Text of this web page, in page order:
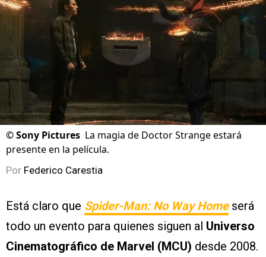
©Sony Pictures La magia de Doctor Strange estará
presente en la película.
Por Federico Carestia
Está claro que Spider-Man: No Way Homeserá
todo un evento para quienes siguen al Universo
Cinematográfico de Marvel (MCU) desde 2008.